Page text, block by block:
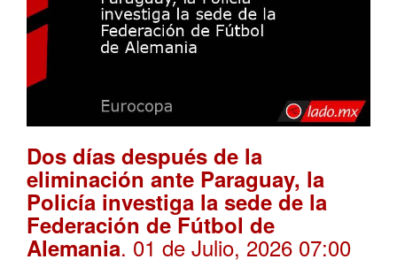
Dos días después de la
eliminación ante Paraguay, la
Policía investiga la sede de la
Federación de Fútbol de
Alemania. 01 de Julio, 2026 07:00